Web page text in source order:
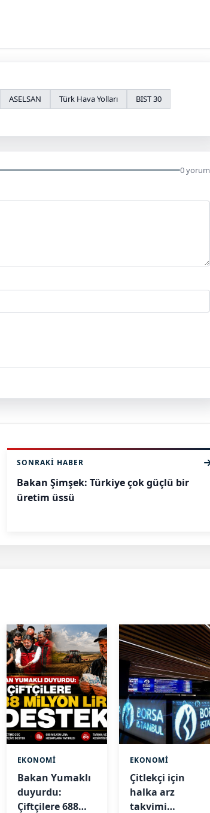
ASELSAN Türk Hava Yolları
BIST 30
0 yorum
SONRAKI HABER
Bakan Şimşek: Türkiye çok güçlü bir
üretim üssü
EKONOMİ
Bakan Yumaklı
duyurdu:
Çiftçilere 688
EKONOMİ
Çitlekçi için
halka arz
takvimi